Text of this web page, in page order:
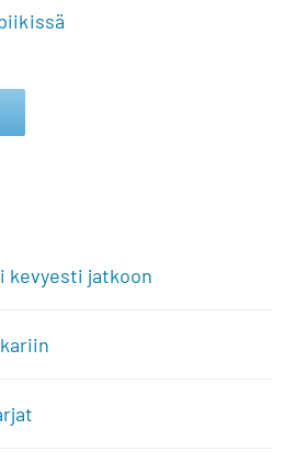
kevyesti jatkoon